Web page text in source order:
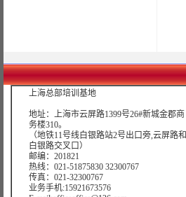
上海总部培训基地
地址：上海市云屏路1399号26#新城金郡商
务楼310。
（地铁11号线白银路站2号出口旁,云屏路和
白银路交叉口）
邮编：201821
热线：021-51875830 32300767
传真：021-32300767
业务手机:15921673576